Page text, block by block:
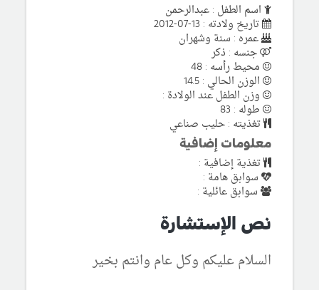
اسم الطفل : عبدالرحمن
تاريخ ولادته : 13-07-2012
عمره : سنة وشهران
جنسه : ذكر
محيط رأسه : 48
الوزن الحالي : 14.5
وزن الطفل عند الولادة :
طوله : 83
تغذيته : حليب صناعي
معلومات إضافية
تغذية إضافية :
سوابق هامة :
سوابق عائلية :
نص الإستشارة
السلام عليكم وكل عام وانتم بخير